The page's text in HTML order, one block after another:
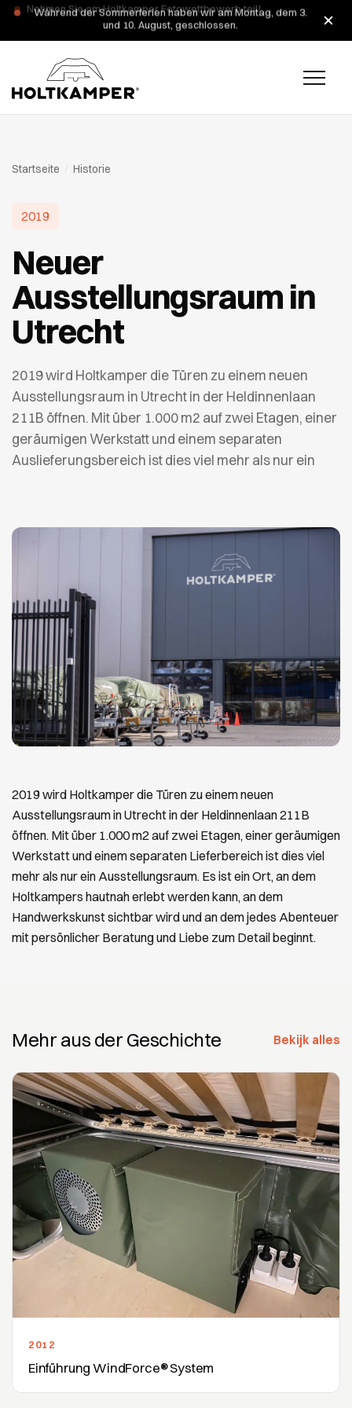
Während der Sommerferien haben wir am Montag, dem 3.
und 10. August, geschlossen.
Startseite Historie
2019
Neuer
Ausstellungsraum in
Utrecht
2019 wird Holtkamper die Türen zu einem neuen
Ausstellungsraum in Utrecht in der Heldinnenlaan
211B öffnen. Mit über 1.000 m2 auf zwei Etagen, einer
geräumigen Werkstatt und einem separaten
Auslieferungsbereich ist dies viel mehr als nur ein
2019 wird Holtkamper die Türen zu einem neuen
Ausstellungsraum in Utrecht in der Heldinnenlaan 211B
öffnen. Mit über 1.000 m2 auf zwei Etagen, einer geräumigen
Werkstatt und einem separaten Lieferbereich ist dies viel
mehr als nur ein Ausstellungsraum. Es ist ein Ort, an dem
Holtkampers hautnah erlebt werden kann, an dem
Handwerkskunst sichtbar wird und an dem jedes Abenteuer
mit persönlicher Beratung und Liebe zum Detail beginnt.
Mehr aus der Geschichte Bekijk alles
2012
Einführung WindForce® System